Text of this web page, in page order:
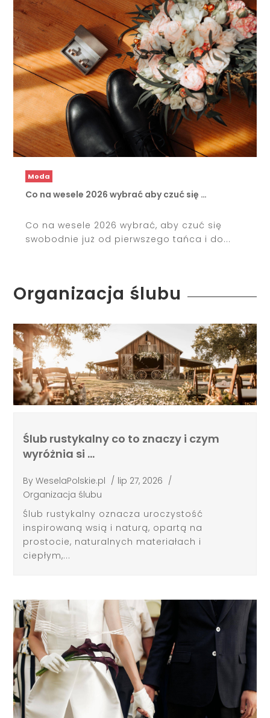
Moda
Co na wesele 2026 wybrać aby czuć się …
Co na wesele 2026 wybrać, aby czuć się
swobodnie już od pierwszego tańca i do...
Organizacja ślubu
Ślub rustykalny co to znaczy i czym
wyróżnia si …
ByWeselaPolskie.pl / lip 27, 2026 /
Organizacja ślubu
Ślub rustykalny oznacza uroczystość
inspirowaną wsią i naturą, opartą na
prostocie, naturalnych materiałach i
ciepłym,...